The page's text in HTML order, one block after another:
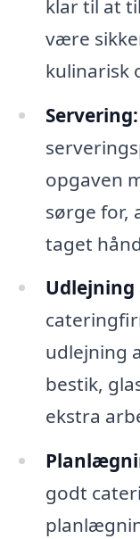
klar til at
være
kulinarisk
Servering:
opgaven
sørge for,
taget
udlejning
bestik,
ekstra
godt